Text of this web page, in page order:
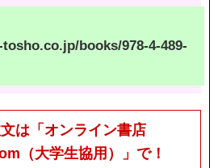
books/978-4-489-
は「オンライン書店
（大学生協用）」で！